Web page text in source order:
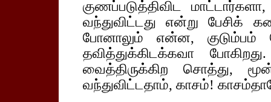
குணப்படுத்திவிட
வந்துவிட்டது என்று
போனாலும் என்ன, குடும்பம்
தவித்துக்கிடக்கவா
வைத்திருக்கிற சொத்து,
வந்துவிட்டதாம், காசம்!